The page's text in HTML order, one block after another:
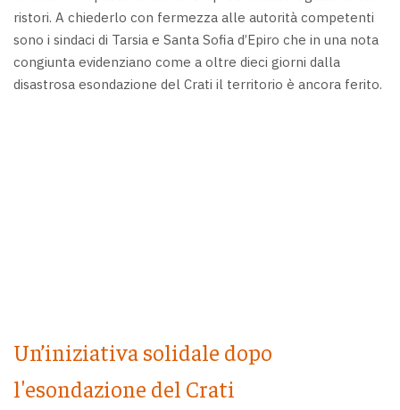
ristori. A chiederlo con fermezza alle autorità competenti
sono i sindaci di Tarsia e Santa Sofia d’Epiro che in una nota
congiunta evidenziano come a oltre dieci giorni dalla
disastrosa esondazione del Crati il territorio è ancora ferito.
Un’iniziativa solidale dopo
l'esondazione del Crati